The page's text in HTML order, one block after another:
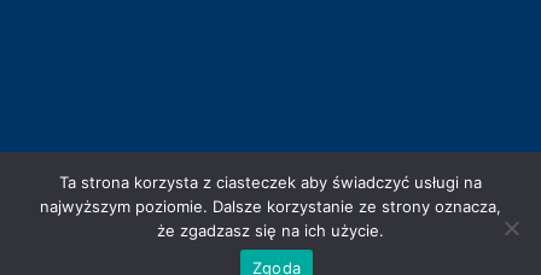
Copyright © 2024 Strona wykonana przez
Ta strona korzysta z ciasteczek aby świadczyć usługi na
najwyższym poziomie. Dalsze korzystanie ze strony oznacza,
że zgadzasz się na ich użycie.
Zgoda